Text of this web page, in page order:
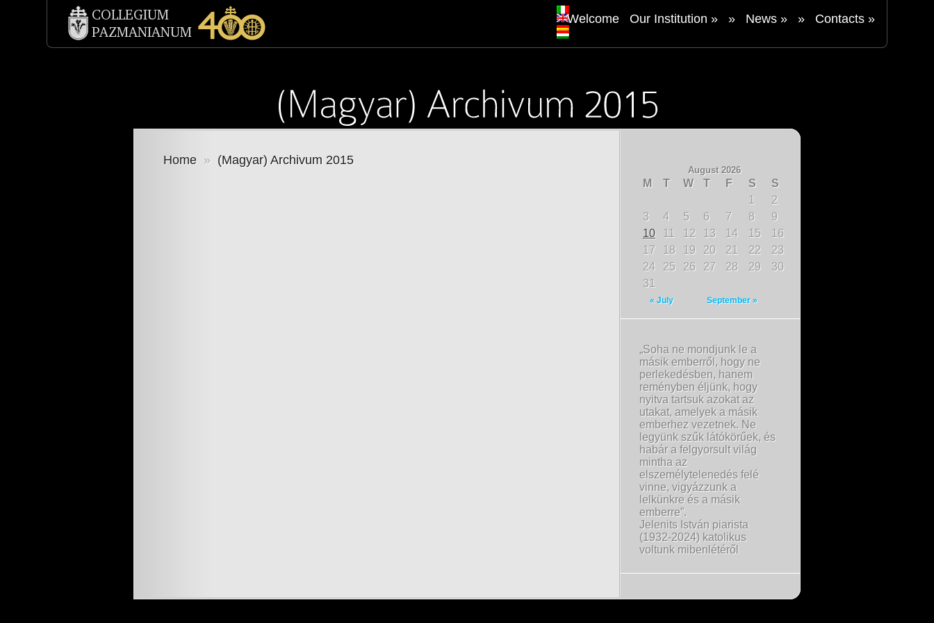
Welcome Our Institution » » News» » Contacts»
Home » (Magyar) Archivum 2015
August 2026
M T W T F S S
« July September »
1
2
3
4 5 6 7 8
9
10
11 12 13 14 15
16
17
18 19 20 21 22
23
24
25 26 27 28 29
30
31
„Soha ne mondjunk le a
másik emberről, hogy ne
perlekedésben, hanem
reményben éljünk, hogy
nyitva tartsuk azokat az
utakat, amelyek a másik
emberhez vezetnek. Ne
legyünk szűk látókörűek, és
habár a felgyorsult világ
mintha az
elszemélytelenedés felé
vinne, vigyázzunk a
lelkünkre és a másik
emberre”.
Jelenits István piarista
(1932-2024) katolikus
voltunk mibenlétéről